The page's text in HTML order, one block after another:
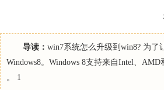
导读： win7系统怎么升级到win8? 为
Windows8。Windows 8支持来自Intel、
。 1